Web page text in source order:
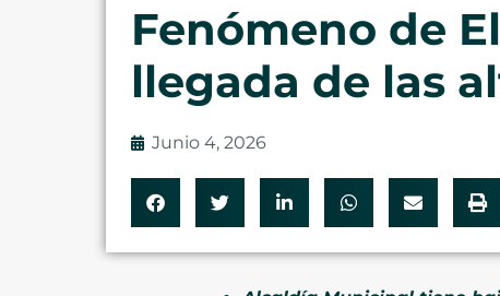
Fenómeno de
llegada de las
Junio 4, 2026